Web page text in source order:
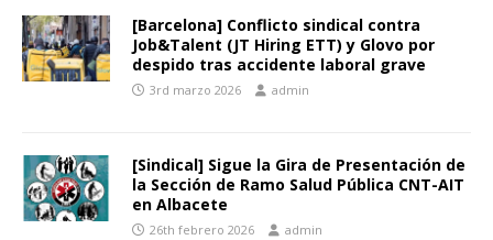
[Barcelona] Conflicto sindical contra
Job&Talent (JT Hiring ETT) y Glovo por
despido tras accidente laboral grave
3rd marzo 2026 admin
[Sindical] Sigue la Gira de Presentación de
la Sección de Ramo Salud Pública CNT-AIT
en Albacete
26th febrero 2026 admin